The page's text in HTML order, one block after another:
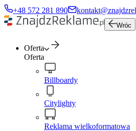
+48 572 281 890
Wróc
Oferta
Oferta
Billboardy
Citylighty
Reklama wielkoformatowa